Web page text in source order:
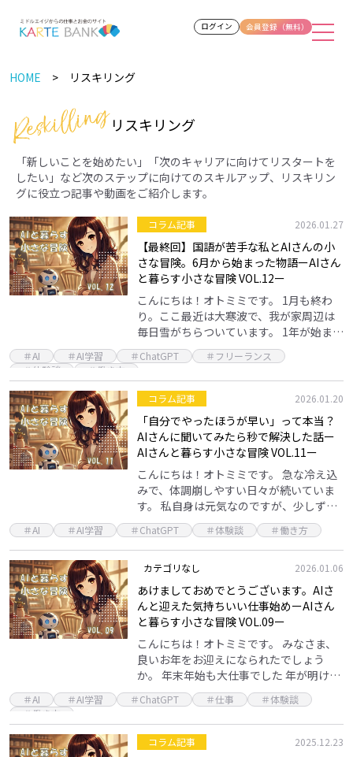
ログイン 会員登録（無料）
HOME リスキリング
リスキリング
「新しいことを始めたい」「次のキャリアに向けてリスタートを
したい」など次のステップに向けてのスキルアップ、リスキリン
グに役立つ記事や動画をご紹介します。
コラム記事 2026.01.27
【最終回】国語が苦手な私とAIさんの小
さな冒険。6月から始まった物語ーAIさん
と暮らす小さな冒険 VOL.12ー
こんにちは！オトミミです。 1月も終わ
り。ここ最近は大寒波で、我が家周辺は
毎日雪がちらついています。 1年が始まっ
た！と思ったら、もう1ヶ月終わってしま
いました。時間が経つのってホントに早
いですね。 …
＃AI ＃AI学習 ＃ChatGPT
＃フリーランス
＃体験談
＃働き方
コラム記事 2026.01.20
「自分でやったほうが早い」って本当？
AIさんに聞いてみたら秒で解決した話ー
AIさんと暮らす小さな冒険 VOL.11ー
こんにちは！オトミミです。 急な冷え込
みで、体調崩しやすい日々が続いていま
す。 私自身は元気なのですが、少しずつ
見えないところで疲れがでており、口角
炎が治りません。遠くに行きたくなっち
ゃいますね。寒い…
＃AI ＃AI学習 ＃ChatGPT ＃体験談 ＃働き方
カテゴリなし 2026.01.06
あけましておめでとうございます。AIさ
んと迎えた気持ちいい仕事始めーAIさん
と暮らす小さな冒険 VOL.09ー
こんにちは！オトミミです。 みなさま、
良いお年をお迎えになられたでしょう
か。 年末年始も大仕事でした 年が明け、
まだ間もない1/6日。 色んな事件や災害や
らで、世間はバタバタ。 私も実は、年末
年始は大…
＃AI ＃AI学習 ＃ChatGPT ＃仕事
＃体験談
＃働き方
コラム記事 2025.12.23